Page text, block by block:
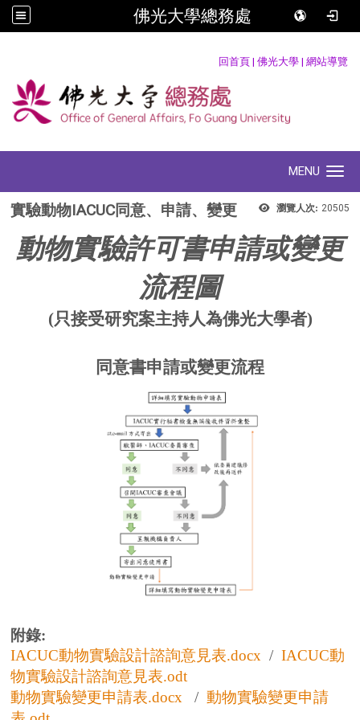
佛光大學總務處
回首頁 | 佛光大學 | 網站導覽
MENU
瀏覽人次: 20505
實驗動物IACUC同意、申請、變更
動物實驗許可書申請或變更
流程圖
(只接受研究案主持人為佛光大學者)
同意書申請或變更流程
附錄:
IACUC動物實驗設計諮詢意見表.docx /IACUC動
物實驗設計諮詢意見表.odt
動物實驗變更申請表.docx /動物實驗變更申請